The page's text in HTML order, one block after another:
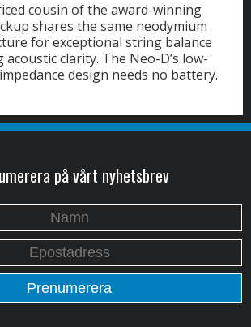
cousin of the award-winning
shares the same neodymium
for exceptional string balance
clarity. The Neo-D’s low-
design needs no battery.
på vårt nyhetsbrev